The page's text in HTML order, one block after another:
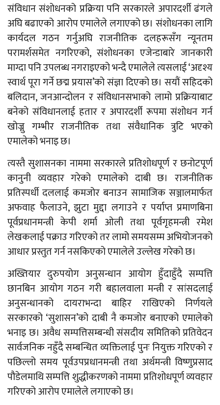
संविधान संशोधनको प्रक्रिया पनि सरकारले अपारदर्शी ढंगले
अघि बढाएको आरोप एमालेले लगाएको छ। संशोधनका लागि
कार्यदल गठन गर्नुअघि राजनीतिक दलहरूसँग न्यूनतम
परामर्शसमेत नगरिएको, संशोधनका एजेन्डाबारे जानकारी
माग्दा पनि उपलब्ध नगराइएको भन्दै एमालेले त्यसलाई ‘अदृश्य
स्वार्थ पूरा गर्ने छद्म प्रयास’को संज्ञा दिएको छ। सयौं सहिदको
बलिदान, जनआन्दोलन र संविधानसभाको लामो प्रक्रियाबाट
बनेको संविधानलाई हतार र अपारदर्शी रूपमा संशोधन गर्न
खोज्नु गम्भीर राजनीतिक तथा संवैधानिक त्रुटि भएको
एमालेको भनाइ छ।
त्यस्तै सुशासनका नाममा सरकारले प्रतिशोधपूर्ण र छनोटपूर्ण
कानुनी व्यवहार गरेको एमालेको दाबी छ। राजनीतिक
प्रतिस्पर्धी दललाई कमजोर बनाउन सामाजिक सञ्जालमार्फत
अफवाह फैलाउने, झुटा मुद्दा लगाउने र पर्याप्त प्रमाणबिना
पूर्वप्रधानमन्त्री केपी शर्मा ओली तथा पूर्वगृहमन्त्री रमेश
लेखकलाई पक्राउ गरिएको तर लामो समयसम्म अभियोजनको
आधार प्रस्तुत गर्न नसकिएको एमालेले उल्लेख गरेको छ।
अख्तियार दुरुपयोग अनुसन्धान आयोग हुँदाहुँदै सम्पत्ति
छानबिन आयोग गठन गरी बहालवाला मन्त्री र सांसदलाई
अनुसन्धानको दायराभन्दा बाहिर राखिएको निर्णयले
सरकारको ‘सुशासन’को दाबी नै कमजोर बनाएको एमालेको
भनाइ छ। अवैध सम्पत्तिसम्बन्धी संसदीय समितिको प्रतिवेदन
सार्वजनिक नहुँदै सम्बन्धित व्यक्तिलाई पुनः नियुक्त गरिएको र
पछिल्लो समय पूर्वउपप्रधानमन्त्री तथा अर्थमन्त्री विष्णुप्रसाद
पौडेलमाथि सम्पत्ति शुद्धीकरणको नाममा प्रतिशोधपूर्ण व्यवहार
गरिएको आरोप एमालेले लगाएको छ।